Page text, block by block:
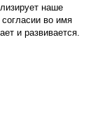
наше
во имя
и развивается.